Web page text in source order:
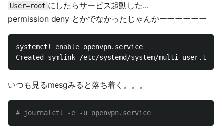
User=root にしたらサービス起動した...
permission deny とかでなかったじゃんかーーーーーー
systemctl enable openvpn.service
いつも見るmesgみると落ち着く。。。
# journalctl -e -u openvpn.service